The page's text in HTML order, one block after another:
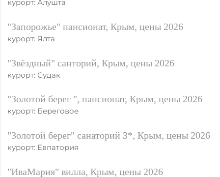
курорт: Алушта
"Запорожье" пансионат, Крым, цены 2026
курорт: Ялта
"Звёздный" санторий, Крым, цены 2026
курорт: Судак
"Золотой берег ", пансионат, Крым, цены 2026
курорт: Береговое
"Золотой берег" санаторий 3*, Крым, цены 2026
курорт: Евпатория
"ИваМария" вилла, Крым, цены 2026